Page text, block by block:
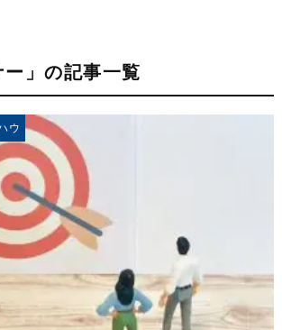
ー」の記事一覧
ウ